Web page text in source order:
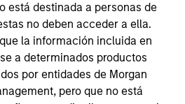
está destinada a personas de
no deben acceder a ella.
la información incluida en
a determinados productos
por entidades de Morgan
pero que no está
of Research and an
He joined Morgan
24 years of experience.
in 2020 as an
role, he served as the
Research at Morgan